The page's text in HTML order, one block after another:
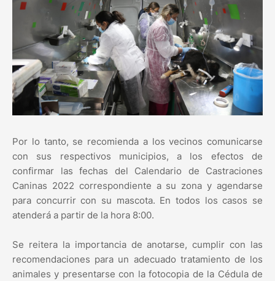
Por lo tanto, se recomienda a los vecinos comunicarse
con sus respectivos municipios, a los efectos de
confirmar las fechas del Calendario de Castraciones
Caninas 2022 correspondiente a su zona y agendarse
para concurrir con su mascota. En todos los casos se
atenderá a partir de la hora 8:00.
Se reitera la importancia de anotarse, cumplir con las
recomendaciones para un adecuado tratamiento de los
animales y presentarse con la fotocopia de la Cédula de